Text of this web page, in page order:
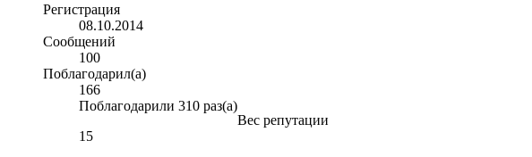
Регистрация
08.10.2014
Сообщений
100
Поблагодарил(а)
166
Поблагодарили 310 раз(а)
Вес репутации
15